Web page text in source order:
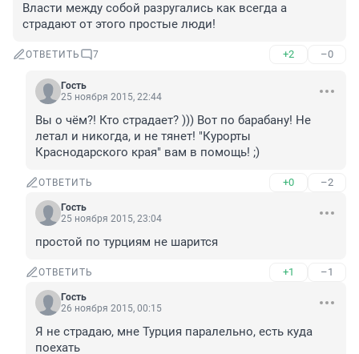
Власти между собой разругались как всегда а
страдают от этого простые люди!
ОТВЕТИТЬ 7 +2 –0
Гость
25 ноября 2015, 22:44
Вы о чём?! Кто страдает? ))) Вот по барабану! Не
летал и никогда, и не тянет! "Курорты
Краснодарского края" вам в помощь! ;)
ОТВЕТИТЬ +0 –2
Гость
25 ноября 2015, 23:04
простой по турциям не шарится
ОТВЕТИТЬ +1 –1
Гость
26 ноября 2015, 00:15
Я не страдаю, мне Турция паралельно, есть куда
поехать